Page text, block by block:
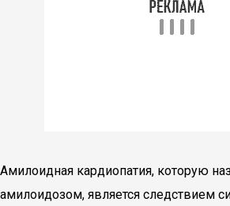
Амилоидная кардиопатия, которую
амилоидозом, является следствием